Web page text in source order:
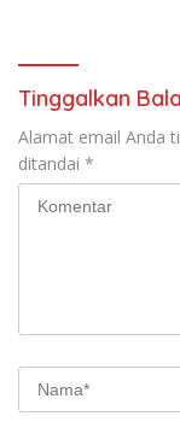
Tinggalkan
Alamat email Anda
ditandai *